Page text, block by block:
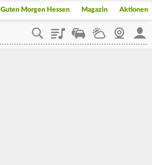
Guten Morgen Hessen Magazin Aktionen
PlaylistStaupilotWetterWebcam